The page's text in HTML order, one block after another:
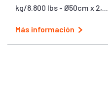
kg/8.800 lbs - Ø50cm x 2,...
Más información